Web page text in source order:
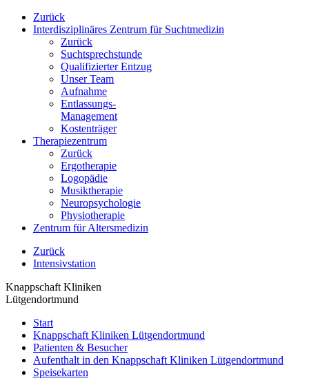
Zurück
Interdisziplinäres Zentrum für Suchtmedizin
Zurück
Suchtsprechstunde
Qualifizierter Entzug
Unser Team
Aufnahme
Entlassungs-
Management
Kostenträger
Therapiezentrum
Zurück
Ergotherapie
Logopädie
Musiktherapie
Neuropsychologie
Physiotherapie
Zentrum für Altersmedizin
Zurück
Intensivstation
Knappschaft Kliniken
Lütgendortmund
Start
Knappschaft Kliniken Lütgendortmund
Patienten & Besucher
Aufenthalt in den Knappschaft Kliniken Lütgendortmund
Speisekarten